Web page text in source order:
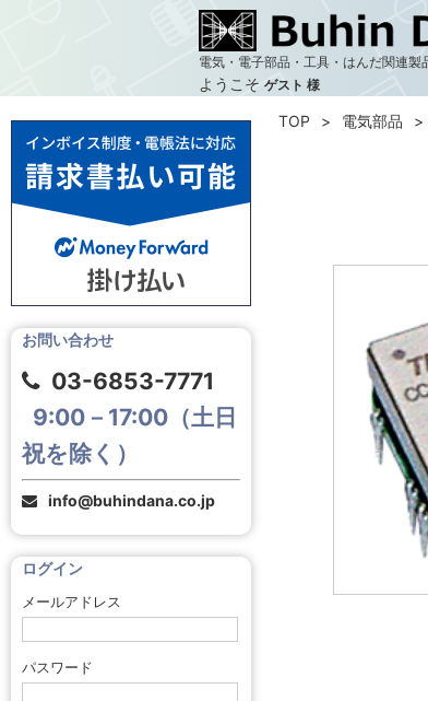
電気・電子部品・工具・はんだ関連製
ようこそ ゲスト 様
お問い合わせ
03-6853-7771
9:00－17:00（土日
祝を除く）
info@buhindana.co.jp
ログイン
メールアドレス
パスワード
TOP 電気部品